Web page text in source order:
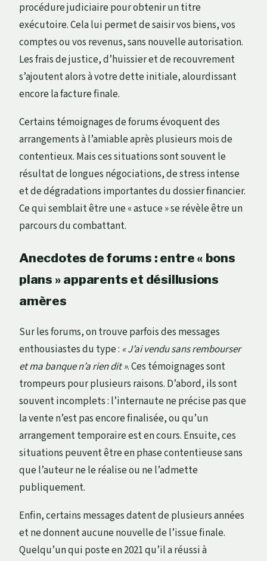
procédure judiciaire pour obtenir un titre
exécutoire. Cela lui permet de saisir vos biens, vos
comptes ou vos revenus, sans nouvelle autorisation.
Les frais de justice, d’huissier et de recouvrement
s’ajoutent alors à votre dette initiale, alourdissant
encore la facture finale.
Certains témoignages de forums évoquent des
arrangements à l’amiable après plusieurs mois de
contentieux. Mais ces situations sont souvent le
résultat de longues négociations, de stress intense
et de dégradations importantes du dossier financier.
Ce qui semblait être une « astuce » se révèle être un
parcours du combattant.
Anecdotes de forums : entre « bons
plans » apparents et désillusions
amères
Sur les forums, on trouve parfois des messages
enthousiastes du type : « J’ai vendu sans rembourser
et ma banque n’a rien dit ». Ces témoignages sont
trompeurs pour plusieurs raisons. D’abord, ils sont
souvent incomplets : l’internaute ne précise pas que
la vente n’est pas encore finalisée, ou qu’un
arrangement temporaire est en cours. Ensuite, ces
situations peuvent être en phase contentieuse sans
que l’auteur ne le réalise ou ne l’admette
publiquement.
Enfin, certains messages datent de plusieurs années
et ne donnent aucune nouvelle de l’issue finale.
Quelqu’un qui poste en 2021 qu’il a réussi à